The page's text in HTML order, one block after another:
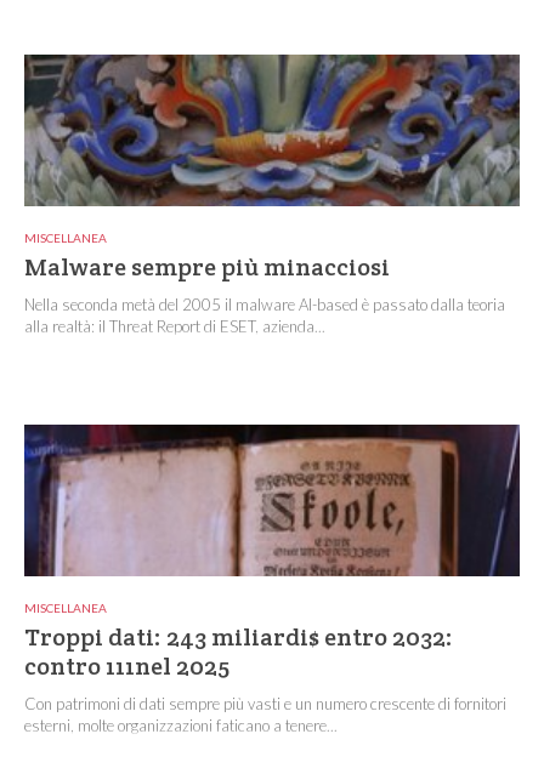
MISCELLANEA
Malware sempre più minacciosi
Nella seconda metà del 2005 il malware AI-based è passato dalla teoria
alla realtà: il Threat Report di ESET, azienda...
MISCELLANEA
Troppi dati: 243 miliardi$ entro 2032:
contro 111nel 2025
Con patrimoni di dati sempre più vasti e un numero crescente di fornitori
esterni, molte organizzazioni faticano a tenere...